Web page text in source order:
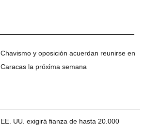
Chavismo y oposición acuerdan reunirse en
Caracas la próxima semana
EE. UU. exigirá fianza de hasta 20.000